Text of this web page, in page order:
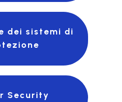
dei sistemi di
Security